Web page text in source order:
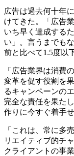
広告は過去何十年
けてきた。「広告
いち早く達成する
い」。言うまでも
前と比べて1.5度以
「広告業界は消費
変革を促す役割を
るキャンペーンの
完全な責任を果た
作りに今すぐ着手
「これは、常に多
リエイティブ的チ
クライアントの事